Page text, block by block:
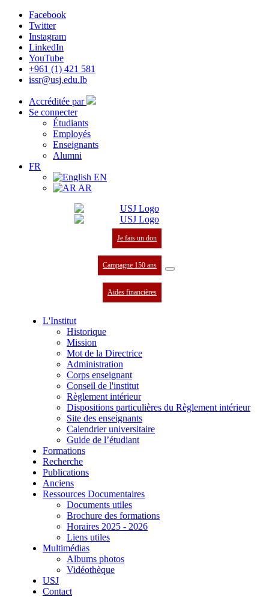
Facebook
Twitter
Instagram
LinkedIn
YouTube
+961 (1) 421 581
issr@usj.edu.lb
Accréditée par
Se connecter
Étudiants
Employés
Enseignants
Alumni
FR
EN
AR
Je fais un don
Campagne 150 ans
Aides financières
L'Institut
Historique
Mission
Mot de la Directrice
Administration
Corps enseignant
Conseil de l'institut
Règlement intérieur
Dispositions particulières du Règlement intérieur
Site des enseignants
Calendrier universitaire
Guide de l’étudiant
Formations
Recherche
Publications
Anciens
Ressources Documentaires
Documents utiles
Brochure des formations
Horaires 2025 - 2026
Liens utiles
Multimédias
Albums photos
Vidéothèque
USJ
Contact